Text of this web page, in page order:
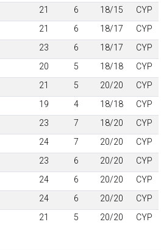
21 6 18/15
CYP
21 6 18/17
CYP
23 6 18/17
CYP
20 5 18/18 CYP
21 5 20/20
CYP
19 4 18/18
CYP
23 7 18/20
CYP
24 7 20/20
CYP
23 6 20/20
CYP
24 6 20/20
CYP
24 6 20/20
CYP
21 5 20/20 CYP